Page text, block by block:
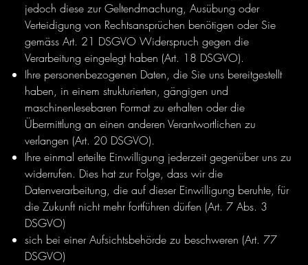
jedoch diese zur Geltendmachung, Ausübung oder
Verteidigung von Rechtsansprüchen benötigen oder Sie
gemäss Art. 21 DSGVO Widerspruch gegen die
Verarbeitung eingelegt haben (Art. 18 DSGVO).
Ihre personenbezogenen Daten, die Sie uns bereitgestellt
haben, in einem strukturierten, gängigen und
maschinenlesebaren Format zu erhalten oder die
Übermittlung an einen anderen Verantwortlichen zu
verlangen (Art. 20 DSGVO).
Ihre einmal erteilte Einwilligung jederzeit gegenüber uns zu
widerrufen. Dies hat zur Folge, dass wir die
Datenverarbeitung, die auf dieser Einwilligung beruhte, für
die Zukunft nicht mehr fortführen dürfen (Art. 7 Abs. 3
DSGVO)
sich bei einer Aufsichtsbehörde zu beschweren (Art. 77
DSGVO)